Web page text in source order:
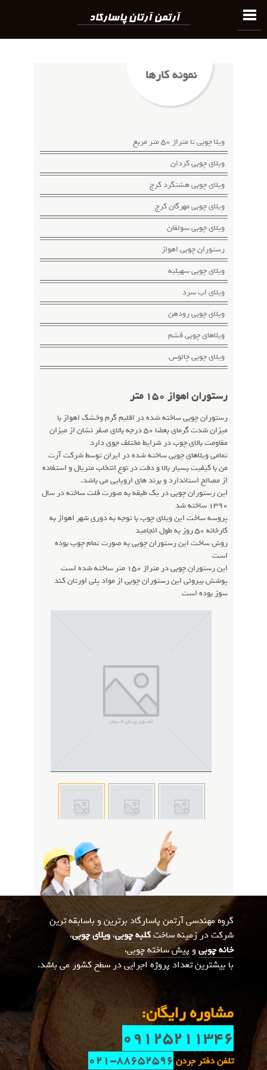
نمونه کارها
ویلا چوبی تا متراژ 50 متر مربع
ویلای چوبی کردان
ویلای چوبی هشتگرد کرج
ویلای چوبی مهرگان کرج
ویلای چوبی سولقان
رستوران چوبی اهواز
ویلای چوبی سهیلیه
ویلای اب سرد
ویلای چوبی رودهن
ویلاهای چوبی فشم
ویلای چوبی چالوس
رستوران اهواز 150 متر
رستوران چوبی ساخته شده در اقلیم گرم وخشک اهواز با
میزان شدت گرمای بعضا 50 درجه بالای صفر نشان از میزان
مقاومت بالای چوب در شرایط مختلف جوی دارد
تمامی ویلاهای چوبی ساخته شده در ایران توسط شرکت آرت
من با کیفیت بسیار بالا و دقت در نوع انتخاب متریال و استفاده
از مصالح استاندارد و برند های اروپایی می باشد.
این رستوران چوبی در یک طبقه به صورت فلت ساخته در سال
1390 ساخته شد
پروسه ساخت این ویلای چوب با توجه به دوری شهر اهواز به
کارخانه 50 روز به طول انجامید
روش ساخت این رستوران چوبی به صورت تمام چوب بوده
است
این رستوران چوبی در متراژ 150 متر ساخته شده است
پوشش بیرونی این رستوران چوبی از مواد پلی اورتان کند
سوز بوده است
گروه مهندسی آرتمن پاسارگاد برترین و باسابقه ترین
شرکت در زمینه ساختکلبه چوبی،ویلای چوبی،
خانه چوبیو پیش ساخته چوبی،
با بیشترین تعداد پروژه اجرایی در سطح کشور می باشد.
مشاوره رایگان:
09125211346
تلفن دفتر جردن021-88652596